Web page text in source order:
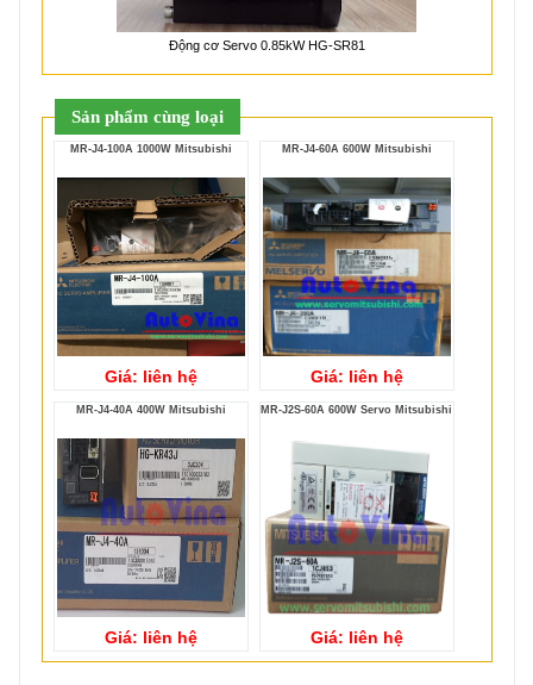
Động cơ Servo 0.85kW HG-SR81
Sản phẩm cùng loại
MR-J4-100A 1000W Mitsubishi
Giá: liên hệ
MR-J4-60A 600W Mitsubishi
Giá: liên hệ
MR-J4-40A 400W Mitsubishi
Giá: liên hệ
MR-J2S-60A 600W Servo Mitsubishi
Giá: liên hệ